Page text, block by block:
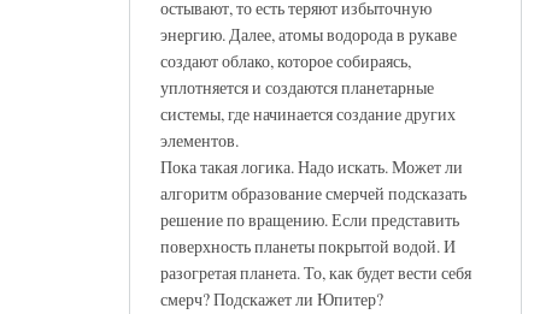
остывают, то есть теряют избыточную
энергию. Далее, атомы водорода в рукаве
создают облако, которое собираясь,
уплотняется и создаются планетарные
системы, где начинается создание других
элементов.
Пока такая логика. Надо искать. Может ли
алгоритм образование смерчей подсказать
решение по вращению. Если представить
поверхность планеты покрытой водой. И
разогретая планета. То, как будет вести себя
смерч? Подскажет ли Юпитер?